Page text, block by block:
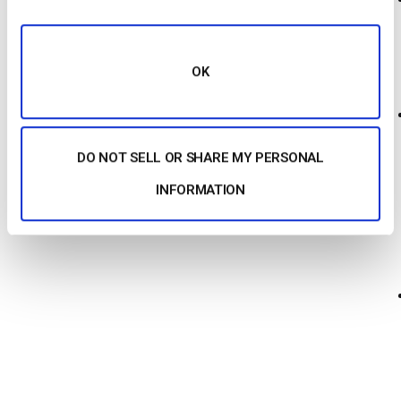
OK
DO NOT SELL OR SHARE MY PERSONAL
INFORMATION